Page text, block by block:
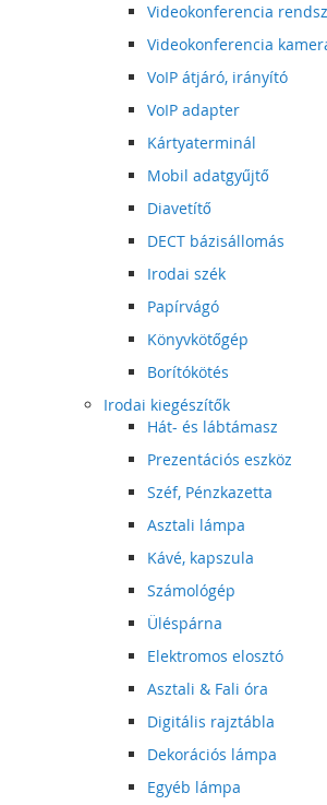
Videokonferencia
Videokonferencia
VoIP átjáró, irányító
VoIP adapter
Kártyaterminál
Mobil adatgyűjtő
Diavetítő
DECT bázisállomás
Irodai szék
Papírvágó
Könyvkötőgép
Borítókötés
Irodai kiegészítők
Hát- és lábtámasz
Prezentációs eszköz
Széf, Pénzkazetta
Asztali lámpa
Kávé, kapszula
Számológép
Üléspárna
Elektromos elosztó
Asztali & Fali óra
Digitális rajztábla
Dekorációs lámpa
Egyéb lámpa